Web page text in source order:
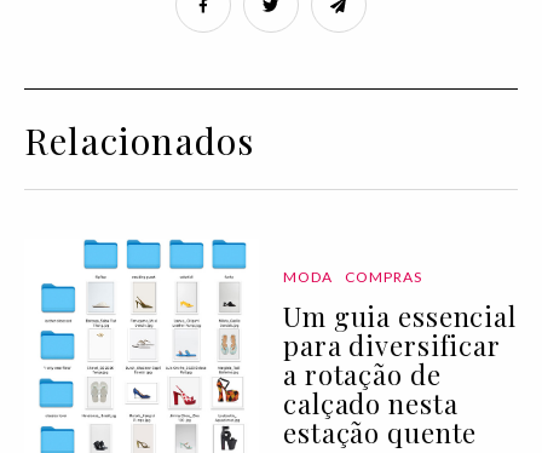
Relacionados
MODA COMPRAS
Um guia essencial
para diversificar
a rotação de
calçado nesta
estação quente